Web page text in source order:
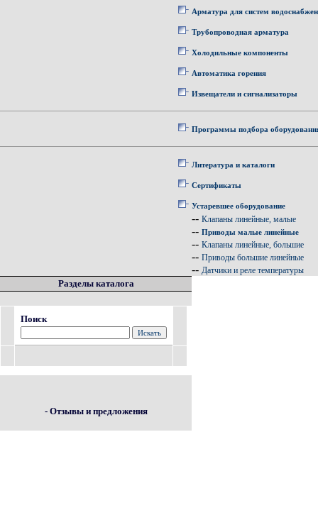
Арматура для систем
Трубопроводная арматура
Холодильные компоненты
Автоматика горения
Извещатели и сигнализаторы
Программы подбора
Литература и каталоги
Сертификаты
Устаревшее оборудование
-- Клапаны линейные, малые
-- Приводы малые линейные
-- Клапаны линейные, большие
-- Приводы большие линейные
-- Датчики и реле температуры
Разделы каталога
Поиск
- Отзывы и предложения